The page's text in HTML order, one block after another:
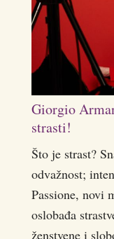
Giorgio
strasti!
Što je strast?
odvažnost;
Passione, novi
oslobađa
ženstvene i